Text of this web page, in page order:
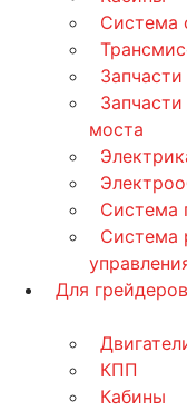
Система
моста
Система
Система
Для грейдеров
КПП
Кабины